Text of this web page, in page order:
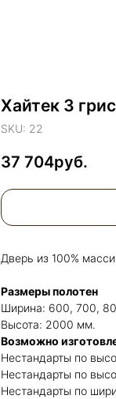
Хайтек 3 грис
SKU: 22
37 704
Дверь из 100%
Размеры полотен
Ширина: 600, 700,
Высота: 2000 мм.
Возможно
Нестандарты по
Нестандарты по
Нестандарты по